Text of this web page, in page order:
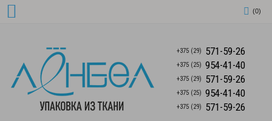
(0)
+375 (29) 571-59-26
+375 (25) 954-41-40
+375 (29) 571-59-26
+375 (25) 954-41-40
+375 (29) 571-59-26